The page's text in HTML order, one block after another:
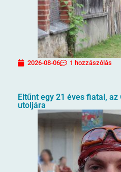
2026-08-06 1 hozzászólás
Eltűnt egy 21 éves fiatal,
utoljára